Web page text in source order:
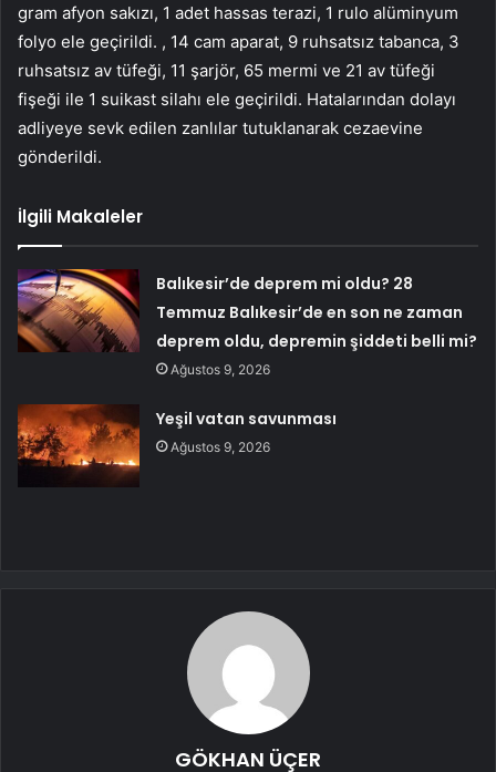
gram afyon sakızı, 1 adet hassas terazi, 1 rulo alüminyum
folyo ele geçirildi. , 14 cam aparat, 9 ruhsatsız tabanca, 3
ruhsatsız av tüfeği, 11 şarjör, 65 mermi ve 21 av tüfeği
fişeği ile 1 suikast silahı ele geçirildi. Hatalarından dolayı
adliyeye sevk edilen zanlılar tutuklanarak cezaevine
gönderildi.
İlgili Makaleler
Balıkesir’de deprem mi oldu? 28
Temmuz Balıkesir’de en son ne zaman
deprem oldu, depremin şiddeti belli mi?
Ağustos 9, 2026
Yeşil vatan savunması
Ağustos 9, 2026
GÖKHAN ÜÇER